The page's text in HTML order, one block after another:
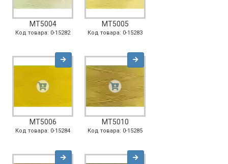
MT5004
Код товара: 0-15282
MT5005
Код товара: 0-15283
MT5006
Код товара: 0-15284
MT5010
Код товара: 0-15285